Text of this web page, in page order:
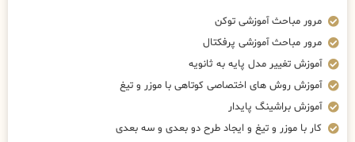
مرور مباحث آموزشی توکن
مرور مباحث آموزشی پرفکتال
آموزش تغییر مدل پایه به ثانویه
آموزش روش های اختصاصی کوتاهی با موزر و تیغ
آموزش براشینگ پایدار
کار با موزر و تیغ و ایجاد طرح دو بعدی و سه بعدی